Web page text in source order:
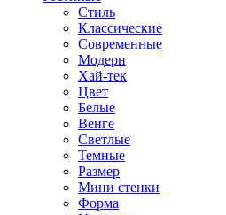
Стиль
Классические
Современные
Модерн
Хай-тек
Цвет
Белые
Венге
Светлые
Темные
Размер
Мини стенки
Форма